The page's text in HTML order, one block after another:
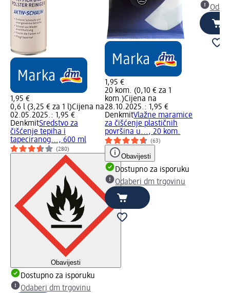
1,95 €
0,6 l (3,25 € za 1 l)Cijena na
02.05.2025.: 1,95 €
DenkmitSredstvo za
čišćenje tepiha i
tapeciranog..., 600 ml
(280)
Obavijesti
Dostupno za isporuku
Odaberi dm trgovinu
1,95 €
20 kom. (0,10 € za 1
kom.)Cijena na
28.10.2025.: 1,95 €
DenkmitVlažne maramice
za čišćenje plastičnih
površina u..., 20 kom.
(63)
Obavijesti
Dostupno za isporuku
Odaberi dm trgovinu